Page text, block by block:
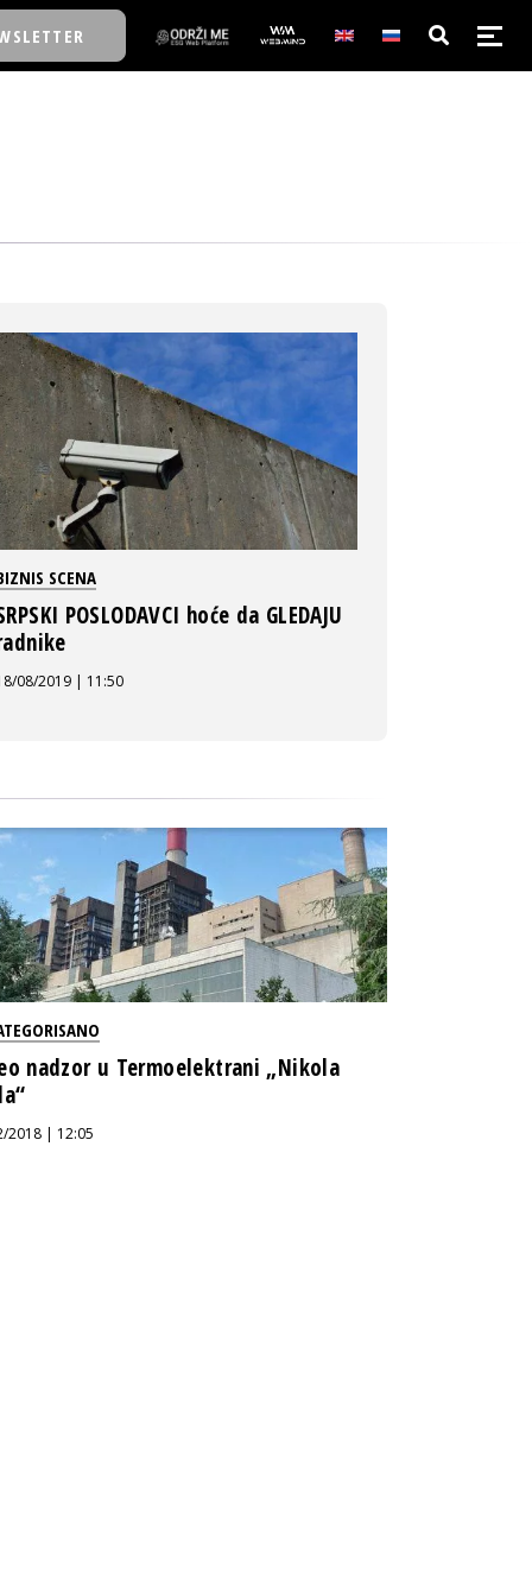
SCENA
POSLODAVCI hoće da GLEDAJU
08/2019 | 11:50
nadzor u Termoelektrani „Nikola
2018 | 12:05